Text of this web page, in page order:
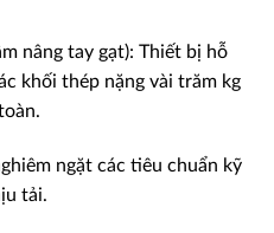
nâng tay gạt): Thiết bị hỗ
khối thép nặng vài trăm kg
ngặt các tiêu chuẩn kỹ
tải.